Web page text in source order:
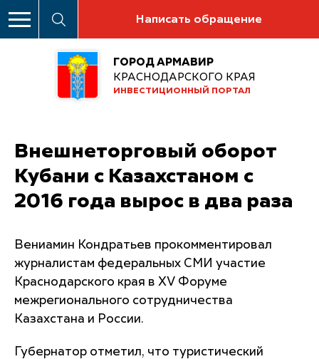
Написать обращение
ГОРОД АРМАВИР
КРАСНОДАРСКОГО КРАЯ
ИНВЕСТИЦИОННЫЙ ПОРТАЛ
Внешнеторговый оборот
Кубани с Казахстаном с
2016 года вырос в два раза
Вениамин Кондратьев прокомментировал
журналистам федеральных СМИ участие
Краснодарского края в XV Форуме
межрегионального сотрудничества
Казахстана и России.
Губернатор отметил, что туристический